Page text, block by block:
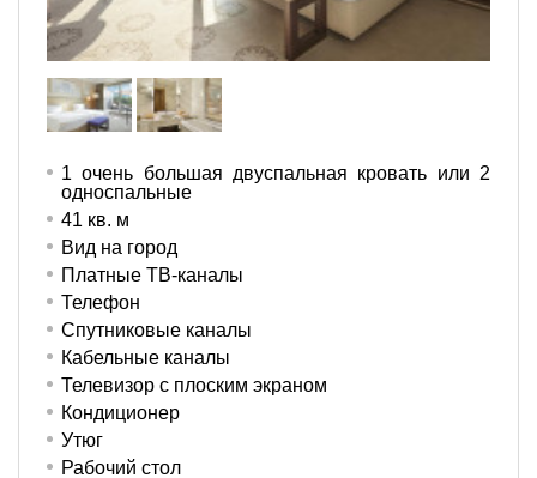
1 очень большая двуспальная кровать или 2
односпальные
41 кв. м
Вид на город
Платные ТВ-каналы
Телефон
Спутниковые каналы
Кабельные каналы
Телевизор с плоским экраном
Кондиционер
Утюг
Рабочий стол